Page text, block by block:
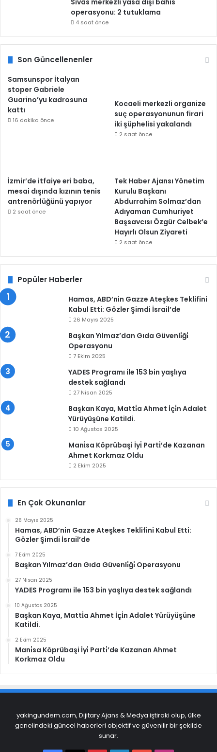
Sivas merkezli yasa dışı bahis
operasyonu: 2 tutuklama
4 saat önce
Son Güncellenenler
Samsunspor İtalyan
stoper Gabriele
Guarino’yu kadrosuna
kattı
16 dakika önce
Kocaeli merkezli organize
suç operasyonunun firari
iki şüphelisi yakalandı
2 saat önce
İzmir’de itfaiye eri baba,
mesai dışında kızının tenis
antrenörlüğünü yapıyor
2 saat önce
Tek Haber Ajansı Yönetim
Kurulu Başkanı
Abdurrahim Solmaz’dan
Adıyaman Cumhuriyet
Başsavcısı Özgür Celbek’e
Hayırlı Olsun Ziyareti
2 saat önce
Popüler Haberler
Hamas, ABD’nin Gazze Ateşkes Teklifini
Kabul Etti: Gözler Şimdi İsrail’de
26 Mayıs 2025
Başkan Yılmaz’dan Gıda Güvenli̇ği̇
Operasyonu
7 Ekim 2025
YADES Programı ile 153 bin yaşlıya
destek sağlandı
27 Nisan 2025
Başkan Kaya, Matti̇a Ahmet İçi̇n Adalet
Yürüyüşüne Katildi.
10 Ağustos 2025
Mani̇sa Köprübaşi İyi̇ Parti̇’de Kazanan
Ahmet Korkmaz Oldu
2 Ekim 2025
En Çok Okunanlar
26 Mayıs 2025
Hamas, ABD’nin Gazze Ateşkes Teklifini Kabul Etti:
Gözler Şimdi İsrail’de
7 Ekim 2025
Başkan Yılmaz’dan Gıda Güvenli̇ği̇ Operasyonu
27 Nisan 2025
YADES Programı ile 153 bin yaşlıya destek sağlandı
10 Ağustos 2025
Başkan Kaya, Matti̇a Ahmet İçi̇n Adalet Yürüyüşüne
Katildi.
2 Ekim 2025
Mani̇sa Köprübaşi İyi̇ Parti̇’de Kazanan Ahmet
Korkmaz Oldu
yakingundem.com, Dijitary Ajans & Medya iştiraki olup, ülke
genelindeki güncel haberleri objektif ve güvenilir bir şekilde
sunar.